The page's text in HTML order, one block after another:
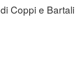
Coppi e Bartali